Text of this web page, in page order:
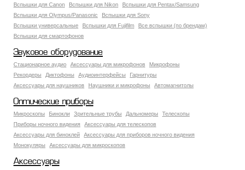
Вспышки для Canon Вспышки для Nikon
Вспышки для Pentax/Samsung
Вспышки для Olympus/Panasonic
Вспышки для Sony
Вспышки универсальные
Вспышки для Fujifilm
Все вспышки (по брендам)
Вспышки для смартофонов
Звуковое оборудование
Стационарное аудио Аксессуары для микрофонов
Микрофоны
Рекордеры
Диктофоны Аудиоинтерфейсы
Гарнитуры
Аксессуары для наушников
Наушники и микрофоны Автомагнитолы
Оптические приборы
Микроскопы Бинокли Зрительные трубы Дальномеры
Телескопы
Приборы ночного видения
Аксессуары для телескопов
Аксессуары для биноклей
Аксессуары для приборов ночного видения
Монокуляры
Аксессуары для микроскопов
Аксессуары